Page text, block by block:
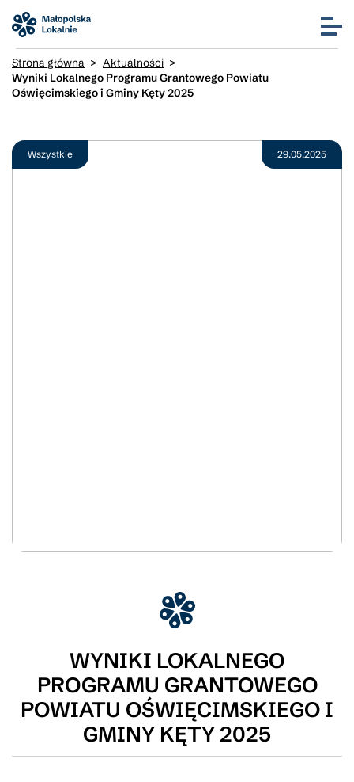
Strona główna > Aktualności >
Wyniki Lokalnego Programu Grantowego Powiatu
Oświęcimskiego i Gminy Kęty 2025
Wszystkie 29.05.2025
WYNIKI LOKALNEGO
PROGRAMU GRANTOWEGO
POWIATU OŚWIĘCIMSKIEGO I
GMINY KĘTY 2025